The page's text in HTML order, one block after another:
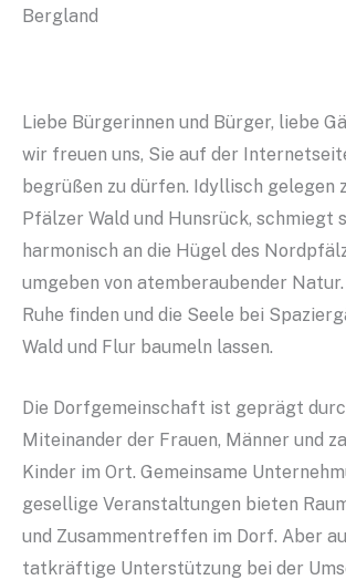
Bergland
Liebe Bürgerinnen und Bürger, liebe
wir freuen uns, Sie auf der
begrüßen zu dürfen. Idyllisch gelegen
Pfälzer Wald und Hunsrück, schmiegt
harmonisch an die Hügel des
umgeben von atemberaubender
Ruhe finden und die Seele bei
Wald und Flur baumeln lassen.
Die Dorfgemeinschaft ist geprägt
Miteinander der Frauen, Männer und
Kinder im Ort. Gemeinsame
gesellige Veranstaltungen bieten
und Zusammentreffen im Dorf. Aber
tatkräftige Unterstützung bei der